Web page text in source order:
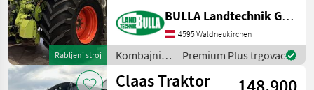
Rabljeni stroj
R32 Michelin Mach X Bib +
Bereifung hinten 19.5 R24 +
Klimaanlage und Heizung
BULLA Landtechnik GmbH
4595 Waldneukirchen
Kombajni /
Claas
Premium Plus trgovac
Claas Traktor